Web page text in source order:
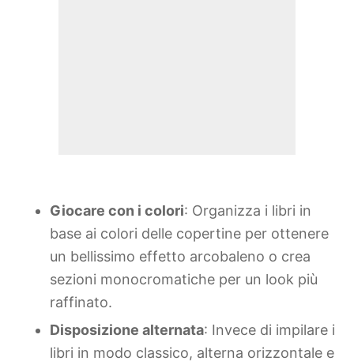
Giocare con i colori: Organizza i libri in
base ai colori delle copertine per ottenere
un bellissimo effetto arcobaleno o crea
sezioni monocromatiche per un look più
raffinato.
Disposizione alternata: Invece di impilare i
libri in modo classico, alterna orizzontale e